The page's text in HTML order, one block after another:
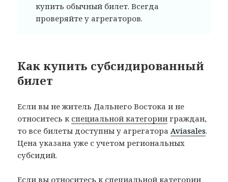
купить обычный билет. Всегда
проверяйте у агрегаторов.
Как купить субсидированный
билет
Если вы не житель Дальнего Востока и не
относитесь к специальной категории граждан,
то все билеты доступны у агрегатораAviasales.
Цена указана уже с учетом региональных
субсидий.
Если вы относитесь к специальной категории